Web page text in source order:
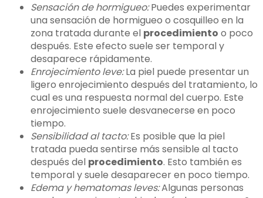
Sensación de hormigueo:Puedes experimentar
una sensación de hormigueo o cosquilleo en la
zona tratada durante el procedimiento o poco
después. Este efecto suele ser temporal y
desaparece rápidamente.
Enrojecimiento leve:La piel puede presentar un
ligero enrojecimiento después del tratamiento, lo
cual es una respuesta normal del cuerpo. Este
enrojecimiento suele desvanecerse en poco
tiempo.
Sensibilidad al tacto:Es posible que la piel
tratada pueda sentirse más sensible al tacto
después del procedimiento. Esto también es
temporal y suele desaparecer en poco tiempo.
Edema y hematomas leves:Algunas personas